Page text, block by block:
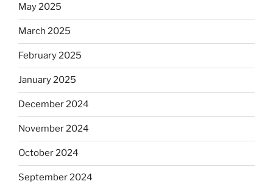
May 2025
March 2025
February 2025
January 2025
December 2024
November 2024
October 2024
September 2024